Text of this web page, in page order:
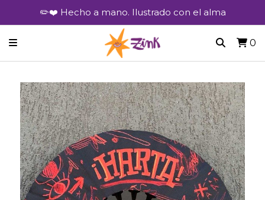
✏️❤️ Hecho a mano. Ilustrado con el alma
0